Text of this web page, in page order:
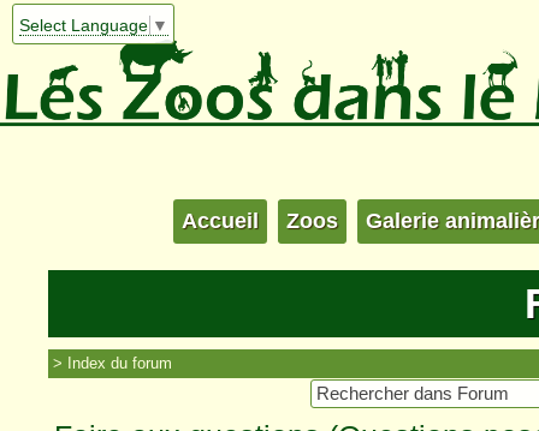
Select Language ▼
Accueil Zoos Galerie
Index du forum